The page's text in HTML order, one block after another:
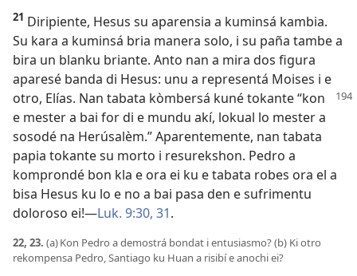
21 Diripiente, Hesus su aparensia a kuminsá kambia.
Su kara a kuminsá bria manera solo, i su paña tambe a
bira un blanku briante. Anto nan a mira dos figura
aparesé banda di Hesus: unu a representá Moises i e
otro, Elías. Nan tabata kòmbersá kuné tokante “kon
e mester a bai for di e mundu akí, lokual lo mester a
sosodé na Herúsalèm.” Aparentemente, nan tabata
papia tokante su morto i resurekshon. Pedro a
komprondé bon kla e ora ei ku e tabata robes ora el a
bisa Hesus ku lo e no a bai pasa den e sufrimentu
doloroso ei!—Luk. 9:30, 31.
22, 23. (a) Kon Pedro a demostrá bondat i entusiasmo? (b) Ki otro
rekompensa Pedro, Santiago ku Huan a risibí e anochi ei?